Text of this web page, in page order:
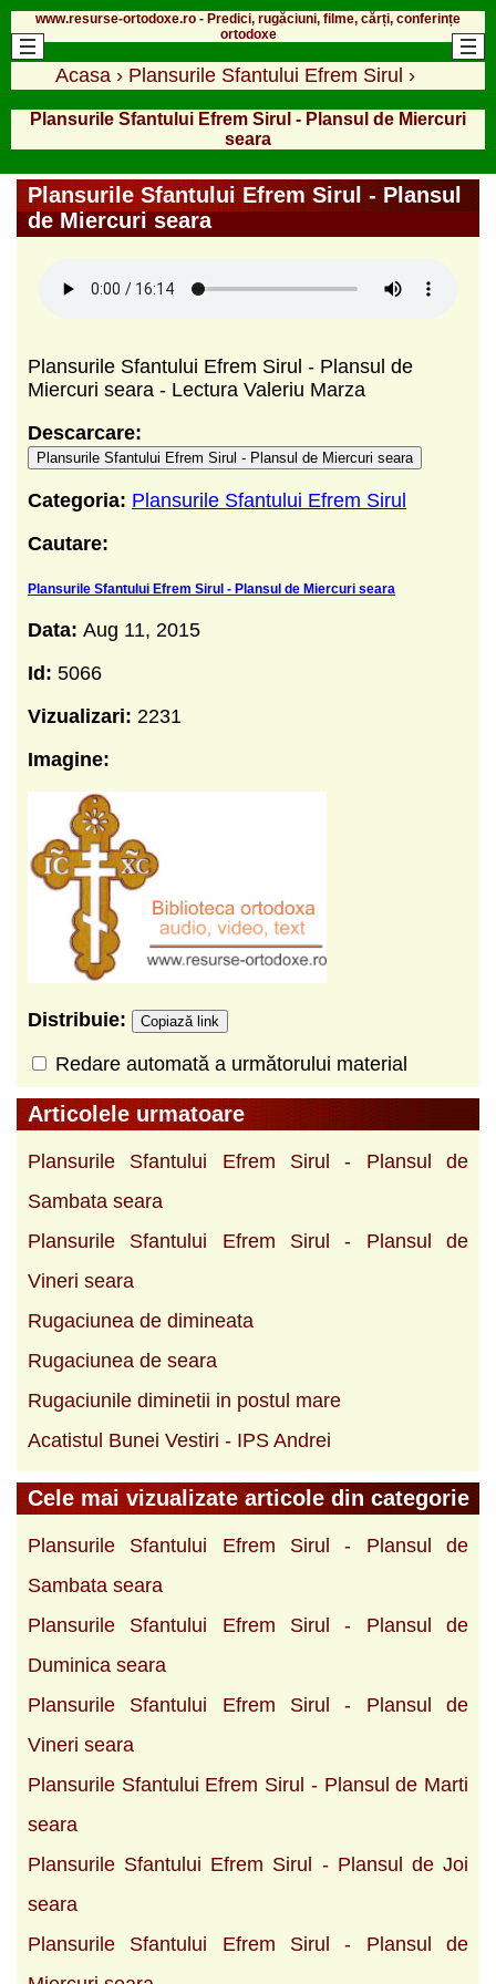
www.resurse-ortodoxe.ro - Predici, rugăciuni, filme, cărți, conferințe
ortodoxe
Acasa › Plansurile Sfantului Efrem Sirul ›
Plansurile Sfantului Efrem Sirul - Plansul de Miercuri
seara
Plansurile Sfantului Efrem Sirul - Plansul
de Miercuri seara
Plansurile Sfantului Efrem Sirul - Plansul de
Miercuri seara - Lectura Valeriu Marza
Descarcare:
Plansurile Sfantului Efrem Sirul - Plansul de Miercuri seara
Categoria: Plansurile Sfantului Efrem Sirul
Cautare:
Plansurile Sfantului Efrem Sirul - Plansul de Miercuri seara
Data: Aug 11, 2015
Id: 5066
Vizualizari: 2231
Imagine:
Distribuie: Copiază link
Redare automată a următorului material
Articolele urmatoare
Plansurile Sfantului Efrem Sirul - Plansul de
Sambata seara
Plansurile Sfantului Efrem Sirul - Plansul de
Vineri seara
Rugaciunea de dimineata
Rugaciunea de seara
Rugaciunile diminetii in postul mare
Acatistul Bunei Vestiri - IPS Andrei
Cele mai vizualizate articole din categorie
Plansurile Sfantului Efrem Sirul - Plansul de
Sambata seara
Plansurile Sfantului Efrem Sirul - Plansul de
Duminica seara
Plansurile Sfantului Efrem Sirul - Plansul de
Vineri seara
Plansurile Sfantului Efrem Sirul - Plansul de Marti
seara
Plansurile Sfantului Efrem Sirul - Plansul de Joi
seara
Plansurile Sfantului Efrem Sirul - Plansul de